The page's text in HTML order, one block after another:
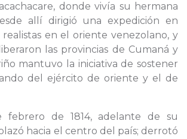
donde vivía su hermana
allí dirigió una expedición en
realistas en el oriente venezolano, y
las provincias de Cumaná y
mantuvo la iniciativa de sostener
del ejército de oriente y el de
febrero de 1814, adelante de su
hacia el centro del país; derrotó